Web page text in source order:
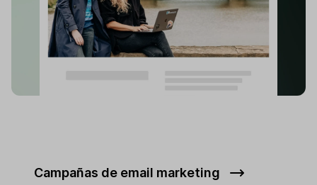
Campañas de email marketing